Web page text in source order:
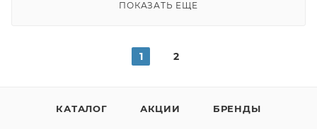
ПОКАЗАТЬ ЕЩЕ
1 2
КАТАЛОГ АКЦИИ БРЕНДЫ